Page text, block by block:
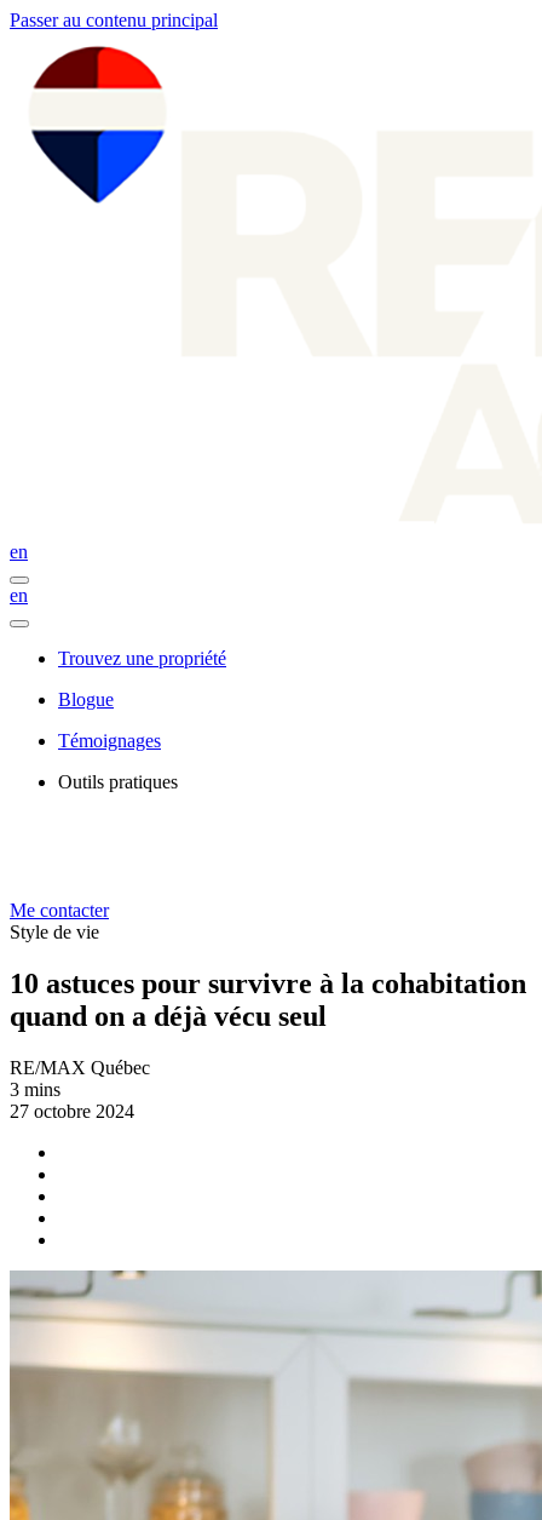
Passer au contenu principal
en
en
Trouvez une propriété
Blogue
Témoignages
Outils pratiques
Me contacter
Style de vie
10 astuces pour survivre à la cohabitation
quand on a déjà vécu seul
RE/MAX Québec
3 mins
27 octobre 2024